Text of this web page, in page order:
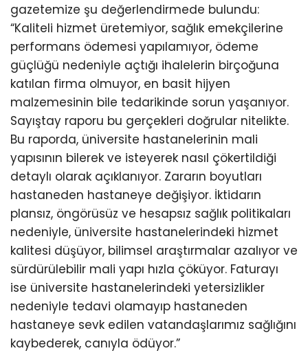
gazetemize şu değerlendirmede bulundu:
“Kaliteli hizmet üretemiyor, sağlık emekçilerine
performans ödemesi yapılamıyor, ödeme
güçlüğü nedeniyle açtığı ihalelerin birçoğuna
katılan firma olmuyor, en basit hijyen
malzemesinin bile tedarikinde sorun yaşanıyor.
Sayıştay raporu bu gerçekleri doğrular nitelikte.
Bu raporda, üniversite hastanelerinin mali
yapısının bilerek ve isteyerek nasıl çökertildiği
detaylı olarak açıklanıyor. Zararın boyutları
hastaneden hastaneye değişiyor. İktidarın
plansız, öngörüsüz ve hesapsız sağlık politikaları
nedeniyle, üniversite hastanelerindeki hizmet
kalitesi düşüyor, bilimsel araştırmalar azalıyor ve
sürdürülebilir mali yapı hızla çöküyor. Faturayı
ise üniversite hastanelerindeki yetersizlikler
nedeniyle tedavi olamayıp hastaneden
hastaneye sevk edilen vatandaşlarımız sağlığını
kaybederek, canıyla ödüyor.”